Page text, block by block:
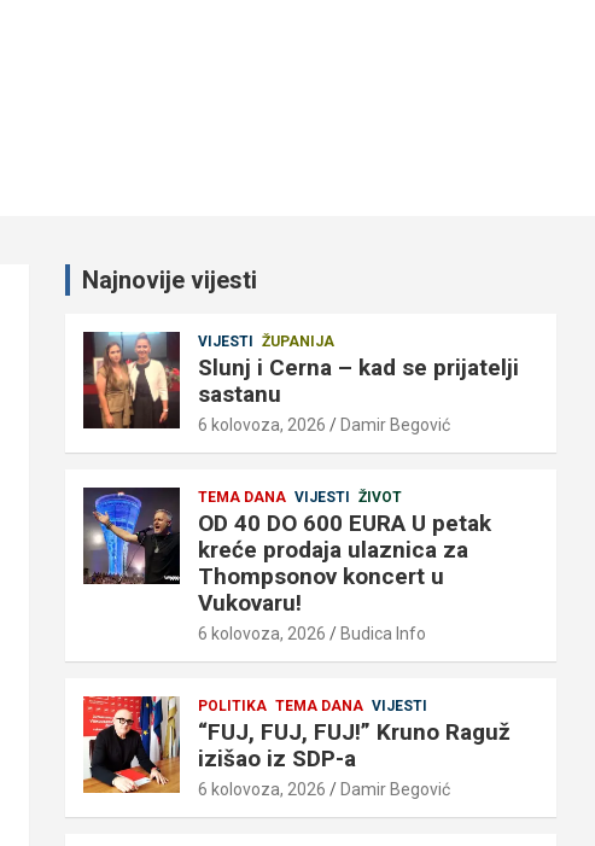
Najnovije vijesti
VIJESTI ŽUPANIJA
Slunj i Cerna – kad se prijatelji
sastanu
6 kolovoza, 2026 Damir Begović
TEMA DANA VIJESTI ŽIVOT
OD 40 DO 600 EURA U petak
kreće prodaja ulaznica za
Thompsonov koncert u
Vukovaru!
6 kolovoza, 2026 Budica Info
POLITIKA TEMA DANA VIJESTI
“FUJ, FUJ, FUJ!” Kruno Raguž
izišao iz SDP-a
6 kolovoza, 2026 Damir Begović